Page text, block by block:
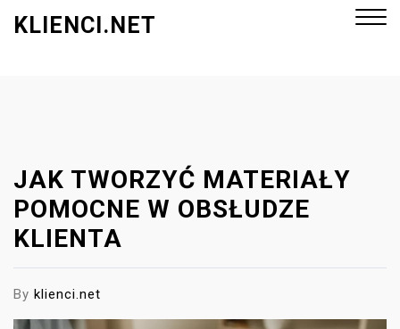
KLIENCI.NET
JAK TWORZYĆ MATERIAŁY
POMOCNE W OBSŁUDZE
KLIENTA
By klienci.net